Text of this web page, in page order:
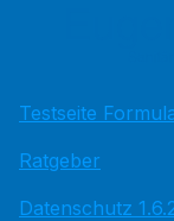
Testseite
Ratgeber
Datenschutz